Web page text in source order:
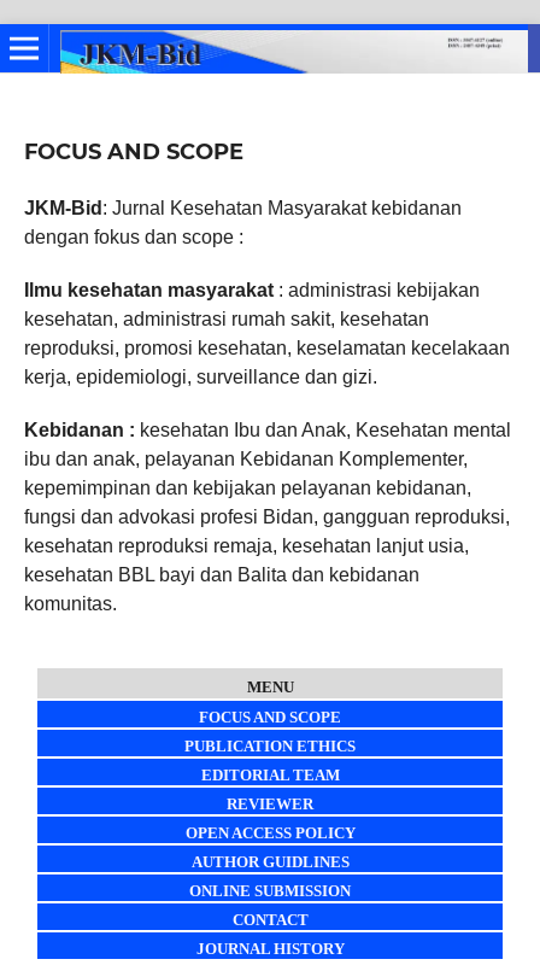
FOCUS AND SCOPE
JKM-Bid : Jurnal Kesehatan Masyarakat kebidanan
dengan fokus dan scope :
Ilmu kesehatan masyarakat: administrasi kebijakan
kesehatan, administrasi rumah sakit, kesehatan
reproduksi, promosi kesehatan, keselamatan kecelakaan
kerja, epidemiologi, surveillance dan gizi.
Kebidanan : kesehatan Ibu dan Anak, Kesehatan mental
ibu dan anak, pelayanan Kebidanan Komplementer,
kepemimpinan dan kebijakan pelayanan kebidanan,
fungsi dan advokasi profesi Bidan, gangguan reproduksi,
kesehatan reproduksi remaja, kesehatan lanjut usia,
kesehatan BBL bayi dan Balita dan kebidanan
komunitas.
MENU
FOCUS AND SCOPE
PUBLICATION ETHICS
EDITORIAL TEAM
REVIEWER
OPEN ACCESS POLICY
AUTHOR GUIDLINES
ONLINE SUBMISSION
CONTACT
JOURNAL HISTORY